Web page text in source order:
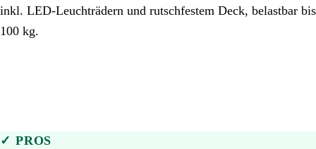
inkl. LED-Leuchträdern und rutschfestem Deck, belastbar bis
100 kg.
✓ PROS